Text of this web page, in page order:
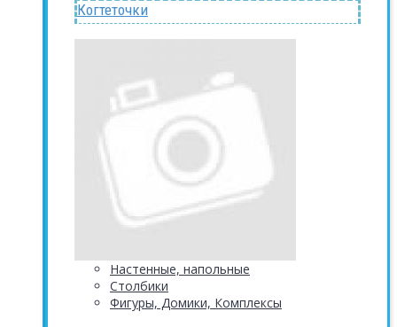
Когтеточки
Настенные, напольные
Столбики
Фигуры, Домики, Комплексы